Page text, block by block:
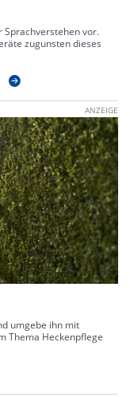
Sprachverstehen vor.
zugunsten dieses
ANZEIGE
umgebe ihn mit
Thema Heckenpflege